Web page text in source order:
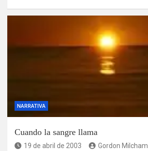
NARRATIVA
Cuando la sangre llama
19 de abril de 2003
Gordon Milcham